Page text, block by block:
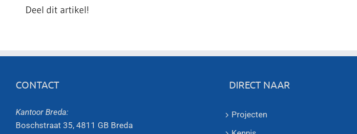
Deel dit artikel!
CONTACT
Kantoor Breda:
Boschstraat 35, 4811 GB Breda
DIRECT NAAR
Projecten